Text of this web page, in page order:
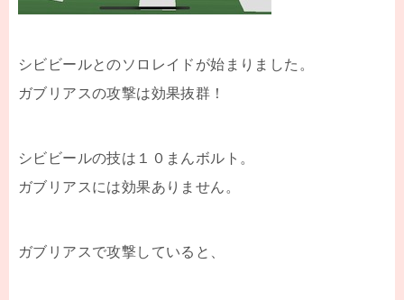
シビビールとのソロレイドが始まりました。
ガブリアスの攻撃は効果抜群！
シビビールの技は１０まんボルト。
ガブリアスには効果ありません。
ガブリアスで攻撃していると、